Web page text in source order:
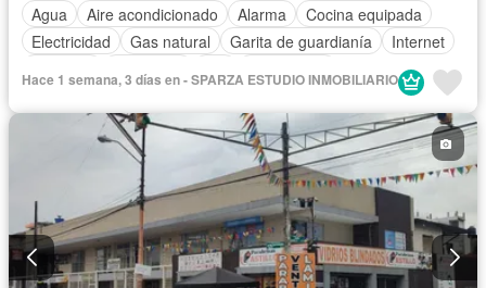
Agua
Aire acondicionado Alarma
Cocina equipada
Electricidad
Gas natural Garita de guardianía
Internet
Hace 1 semana, 3 días en - SPARZA ESTUDIO INMOBILIARIO